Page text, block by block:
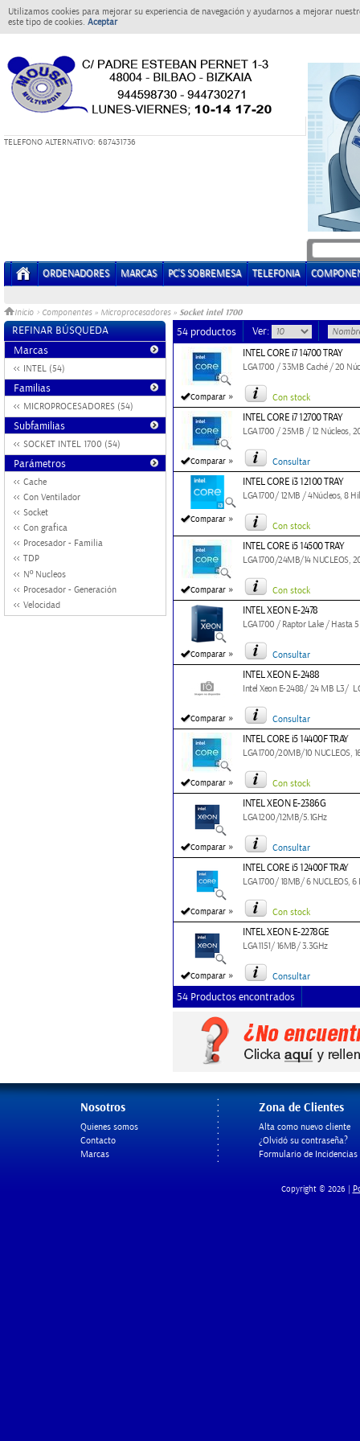
Utilizamos cookies para mejorar su experiencia de navegación y ayudarnos a mejorar
este tipo de cookies. Aceptar
TELEFONO ALTERNATIVO: 687431736
ORDENADORES MARCAS PC'S SOBREMESA TELEFONIA
Inicio > Componentes » Microprocesadores » Socket intel 1700
REFINAR BÚSQUEDA
Marcas
INTEL (54)
Familias
MICROPROCESADORES (54)
Subfamilias
SOCKET INTEL 1700 (54)
Parámetros
Cache
Con Ventilador
Socket
Con grafica
Procesador - Familia
TDP
Nº Nucleos
Procesador - Generación
Velocidad
54 productos Ver:
Comparar »
INTEL CORE i7 14700 TRAY
LGA1700 / 33MB Caché / 20
Con stock
Comparar »
INTEL CORE i7 12700 TRAY
LGA1700 / 25MB / 12 Núcleos,
Consultar
Comparar »
INTEL CORE i3 12100 TRAY
LGA1700/ 12MB / 4Núcleos, 8
Con stock
Comparar »
INTEL CORE i5 14500 TRAY
LGA1700/24MB/14 NUCLEOS,
Con stock
Comparar »
INTEL XEON E-2478
LGA1700 / Raptor Lake / Hasta
Consultar
Comparar »
INTEL XEON E-2488
Intel Xeon E-2488/ 24 MB L3/
Consultar
Comparar »
INTEL CORE i5 14400F TRAY
LGA1700/20MB/10 NUCLEOS,
Con stock
Comparar »
INTEL XEON E-2386G
LGA1200/12MB/5.1GHz
Consultar
Comparar »
INTEL CORE i5 12400F TRAY
LGA1700/ 18MB/ 6 NUCLEOS,
Con stock
Comparar »
INTEL XEON E-2278GE
LGA1151/ 16MB/ 3.3GHz
Consultar
54 Productos encontrados
Nosotros
Quienes somos
Contacto
Marcas
Zona de Clientes
Alta como nuevo cliente
¿Olvidó su contraseña?
Formulario de Incidencias
Copyright © 2026 |